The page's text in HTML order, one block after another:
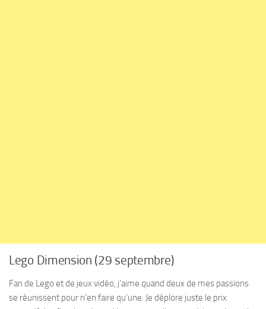
Lego Dimension (29 septembre)
Fan de Lego et de jeux vidéo, j’aime quand deux de mes passions
se réunissent pour n’en faire qu’une. Je déplore juste le prix